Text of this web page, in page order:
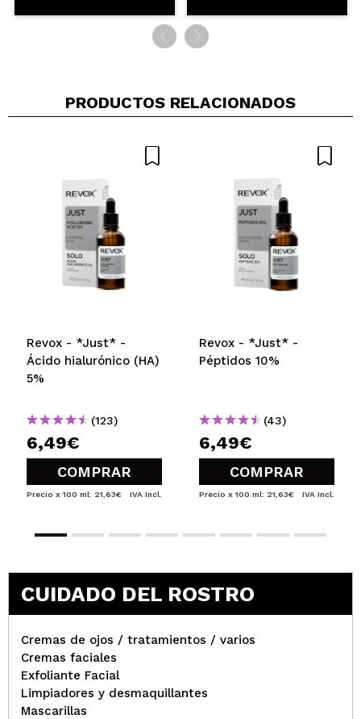
PRODUCTOS RELACIONADOS
Revox - *Just* -
Ácido hialurónico (HA)
5%
(123)
6,49€
COMPRAR
Precio x 100 ml: 21,63€ IVA Incl.
Revox - *Just* -
Péptidos 10%
(43)
6,49€
COMPRAR
Precio x 100 ml: 21,63€ IVA Incl.
CUIDADO DEL ROSTRO
Cremas de ojos / tratamientos / varios
Cremas faciales
Exfoliante Facial
Limpiadores y desmaquillantes
Mascarillas